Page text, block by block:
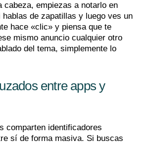
cabeza, empiezas a notarlo en
de zapatillas y luego ves un
hace «clic» y piensa que te
mismo anuncio cualquier otro
del tema, simplemente lo
entre apps y
comparten identificadores
sí de forma masiva. Si buscas